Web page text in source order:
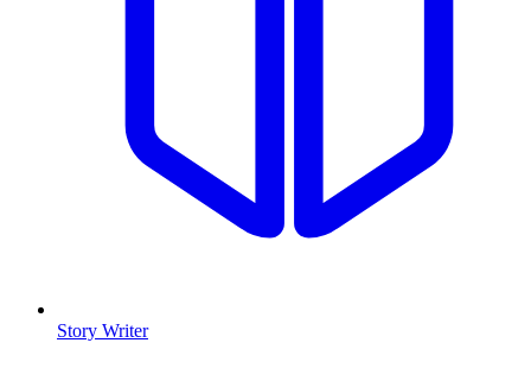
Story Writer